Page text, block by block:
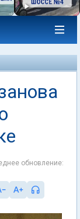
обновление: